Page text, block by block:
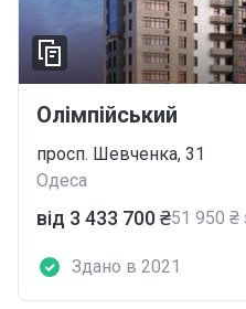
Олімпійський
просп. Шевченка, 31
Одеса
від ‍3 433 700 ₴‍51 950 ₴
Здано в 2021